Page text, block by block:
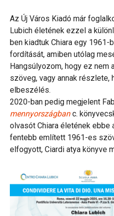
Az Új Város Kiadó már
Lubich életének ezzel a
ben kiadtuk Chiara egy
fordítását, amiben utólag
Hangsúlyozom, hogy ez nem
szöveg, vagy annak részlete,
elbeszélés.
2020-ban pedig megjelent
mennyországbanc.
olvasót Chiara életének ebbe
fentebb említett 1961-es
elfogyott, Ciardi atya könyve